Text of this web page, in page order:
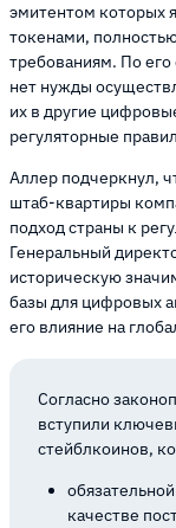
эмитентом которых
токенами,
требованиям. По
нет нужды
их в другие
регуляторные
Аллер подчеркнул,
штаб-квартиры
подход страны к
Генеральный
историческую
базы для цифровых
его влияние на
Согласно
вступили
стейблкоинов,
качестве